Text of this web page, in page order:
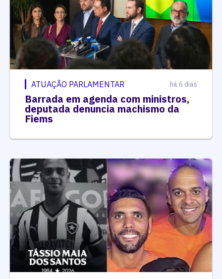
ATUAÇÃO PARLAMENTAR há 6 dias
Barrada em agenda com ministros,
deputada denuncia machismo da
Fiems